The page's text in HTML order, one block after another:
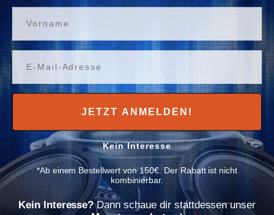
Farbe:Rot
Verpackungseinheit:
✓ Gewebeschlauch
✓ Kabelkennzeichnung
✓ Kabelschutz
Verpackungseinheit:
z.B. 1 Stück = 1 Meter
5 Stück = 5 Meter (Max. 10m am Stück)
JETZT ANMELDEN!
Kein Interesse
*Ab einem Bestellwert von 150€. Der Rabatt ist nicht
kombinierbar.
Kein Interesse?Dann schaue dir stattdessen unser